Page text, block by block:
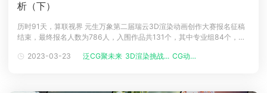
析（下）
历时91天，算联视界 元生万象第二届瑞云3D渲染动画创作大赛报名征稿
结束，最终报名人数为786人，入围作品共131个，其中专业组84个，学
CG 聚未来 第四届实用技术线上分享会第54期线上直播分享会中,咱们邀请
2023-03-23 泛CG聚未来 3D渲染挑战... CG动画电影